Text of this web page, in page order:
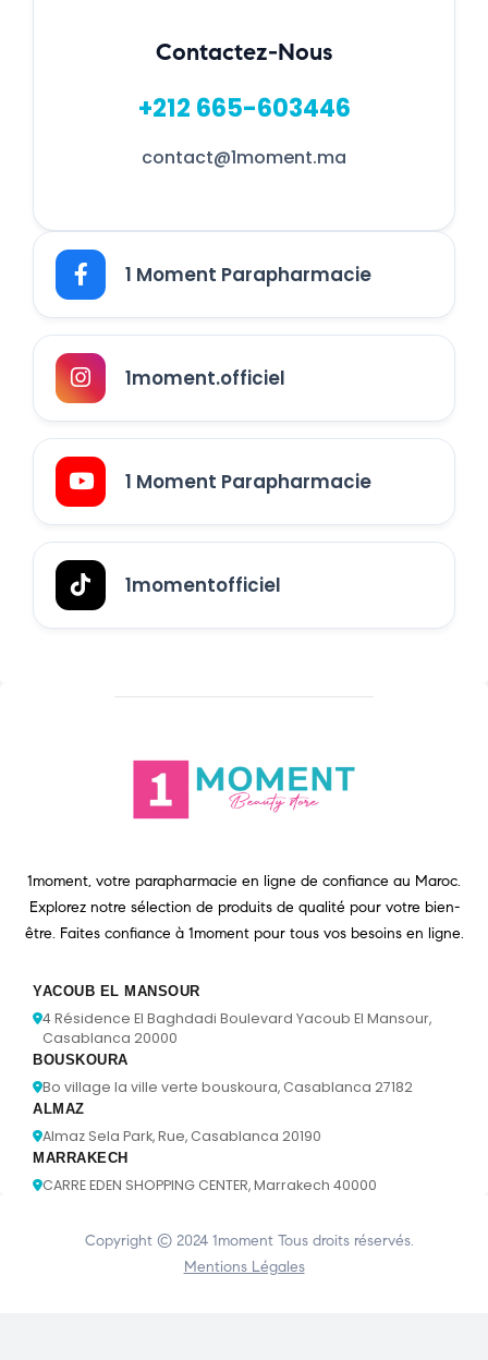
Contactez-Nous
+212 665-603446
contact@1moment.ma
1 Moment Parapharmacie
1moment.officiel
1 Moment Parapharmacie
1momentofficiel
1moment, votre parapharmacie en ligne de confiance au Maroc.
Explorez notre sélection de produits de qualité pour votre bien-
être. Faites confiance à 1moment pour tous vos besoins en ligne.
YACOUB EL MANSOUR
4 Résidence El Baghdadi Boulevard Yacoub El Mansour,
Casablanca 20000
BOUSKOURA
Bo village la ville verte bouskoura, Casablanca 27182
ALMAZ
Almaz Sela Park, Rue, Casablanca 20190
MARRAKECH
CARRE EDEN SHOPPING CENTER, Marrakech 40000
Copyright © 2024 1moment Tous droits réservés.
Mentions Légales